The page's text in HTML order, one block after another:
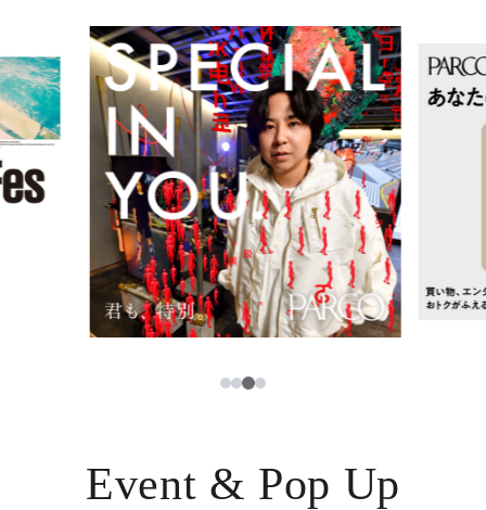
ニュース
レストラン・カフェ
TAX FREE
PARCOメンバーズ
한국어
ภาษาไทย
日本語
123
Event & Pop Up